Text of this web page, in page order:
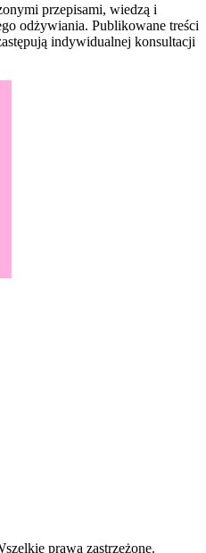
przepisami, wiedzą i
odżywiania. Publikowane treści
indywidualnej konsultacji
prawa zastrzeżone.